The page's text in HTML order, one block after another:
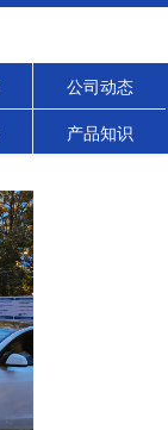
公司动态
产品知识